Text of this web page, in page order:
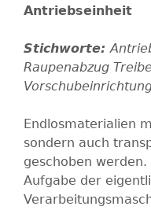
Antriebseinheit
Raupenabzug
Endlosmaterialien
sondern auch
geschoben
Aufgabe der